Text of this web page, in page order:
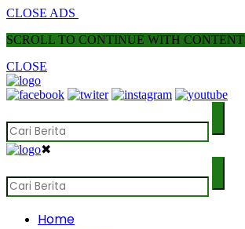
CLOSE ADS
SCROLL TO CONTINUE WITH CONTENT
CLOSE
✖
Home